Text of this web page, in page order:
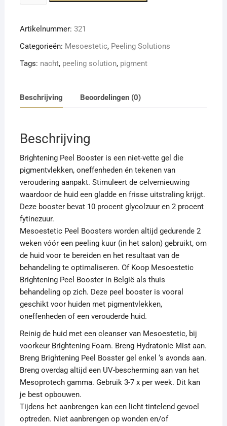
Brightening
Booster
aantal
Artikelnummer: 321
Categorieën: Mesoestetic, Peeling Solutions
Tags: nacht, peeling solution, pigment
Beschrijving Beoordelingen (0)
Beschrijving
Brightening Peel Booster is een niet-vette gel die
pigmentvlekken, oneffenheden én tekenen van
veroudering aanpakt. Stimuleert de celvernieuwing
waardoor de huid een gladde en frisse uitstraling krijgt.
Deze booster bevat 10 procent glycolzuur en 2 procent
fytinezuur.
Mesoestetic Peel Boosters worden altijd gedurende 2
weken vóór een peeling kuur (in het salon) gebruikt, om
de huid voor te bereiden en het resultaat van de
behandeling te optimaliseren. Of Koop Mesoestetic
Brightening Peel Booster in België als thuis
behandeling op zich. Deze peel booster is vooral
geschikt voor huiden met pigmentvlekken,
oneffenheden of een verouderde huid.
Reinig de huid met een cleanser van Mesoestetic, bij
voorkeur Brightening Foam. Breng Hydratonic Mist aan.
Breng Brightening Peel Bosster gel enkel ‘s avonds aan.
Breng overdag altijd een UV-bescherming aan van het
Mesoprotech gamma. Gebruik 3-7 x per week. Dit kan
je best opbouwen.
Tijdens het aanbrengen kan een licht tintelend gevoel
optreden. Niet aanbrengen op wonden en/of